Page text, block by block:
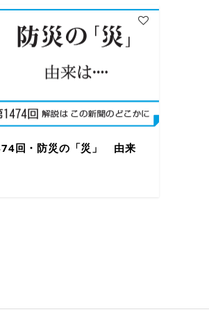
回・防災の「災」 由来